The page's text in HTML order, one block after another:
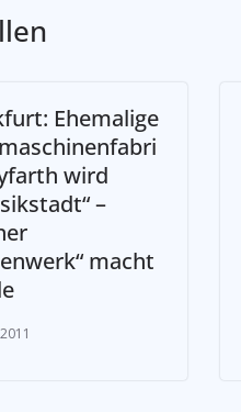
Ehemalige
wird
–
macht